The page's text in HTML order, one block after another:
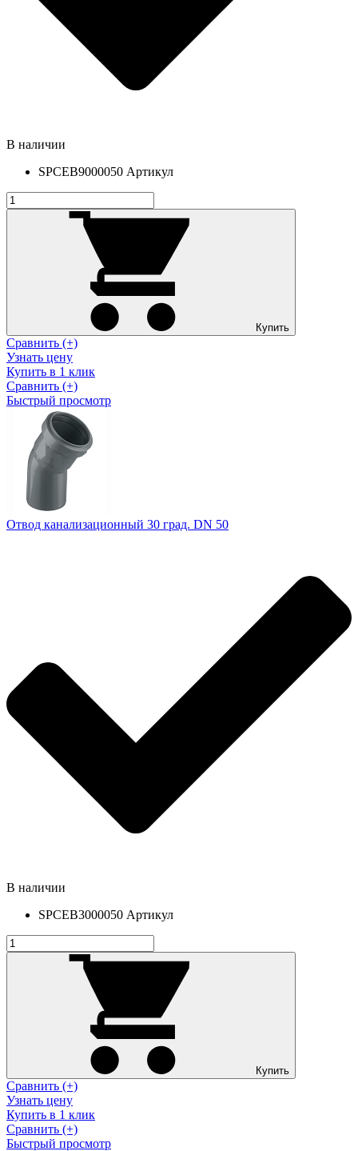
В наличии
SPCEB9000050 Артикул
Купить
Сравнить (+)
Узнать цену
Купить в 1 клик
Сравнить (+)
Быстрый просмотр
Отвод канализационный 30 град. DN 50
В наличии
SPCEB3000050 Артикул
Купить
Сравнить (+)
Узнать цену
Купить в 1 клик
Сравнить (+)
Быстрый просмотр